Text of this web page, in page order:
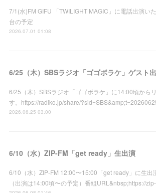
7/1(水)FM GIFU 「TWILIGHT MAGIC」に電話出演い
台の予定
2026.07.01 01:08
6/25（木）SBSラジオ「ゴゴボラケ」ゲスト
6/25（木）SBSラジオ「ゴゴボラケ」に14:00頃から
す。https://radiko.jp/share/
2026.06.25 03:00
6/10（水）ZIP-FM「get ready」生出演
6/10（水）ZIP-FM 12:00〜15:00「get ready」に生出
（出演は14:00頃〜の予定）番組URL&nbsp;https://